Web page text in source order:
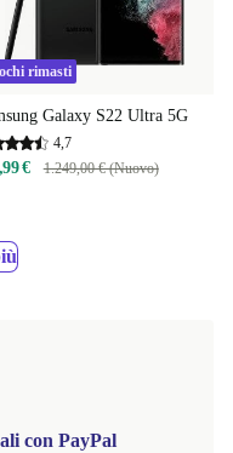
rimasti
Galaxy S22 Ultra 5G
4,7
€ 1.249,00 € (Nuovo)
con PayPal